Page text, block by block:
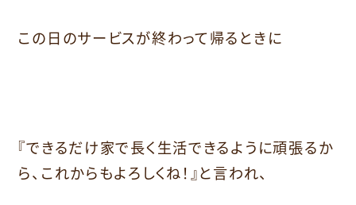
この日のサービスが終わって帰るときに
『できるだけ家で長く生活できるように頑張るか
ら、これからもよろしくね！』と言われ、